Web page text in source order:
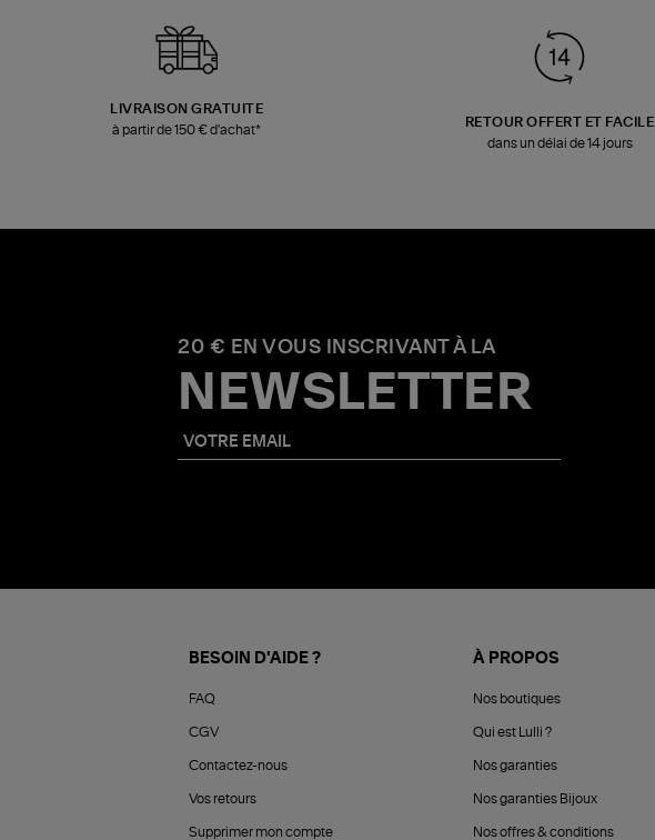
LIVRAISON GRATUITE
à partir de 150 € d'achat*
RETOUR OFFERT ET FACILE
dans un délai de 14 jours
20 € EN VOUS INSCRIVANT À LA
NEWSLETTER
BESOIN D'AIDE ?
FAQ
CGV
Contactez-nous
Vos retours
Supprimer mon compte
À PROPOS
Nos boutiques
Qui est Lulli ?
Nos garanties
Nos garanties Bijoux
Nos offres & conditions